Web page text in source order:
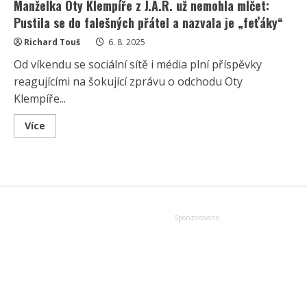
Manželka Oty Klempíře z J.A.R. už nemohla mlčet:
Pustila se do falešných přátel a nazvala je „feťáky“
Richard Touš 6. 8. 2025
Od víkendu se sociální sítě i média plní příspěvky
reagujícími na šokující zprávu o odchodu Oty
Klempíře...
Více
more